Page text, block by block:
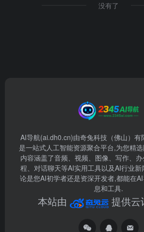
没有了
AI导航(ai.dh0.cn)由奇兔科技（佛山）有
是一站式人工智能资源聚合平台,为您精
内容涵盖了音频、视频、图像、写作、
程、对话聊天等AI实用工具以及AI行业
论是您AI初学者还是资深开发者,都能在
息和工具.
本站由 提供云